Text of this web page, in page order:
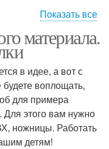
Поделки из втулки
Красивые поделки
Показать все
материала.
в идее, а вот с
воплощать,
для примера
этого вам нужно
ножницы. Работать
детям!